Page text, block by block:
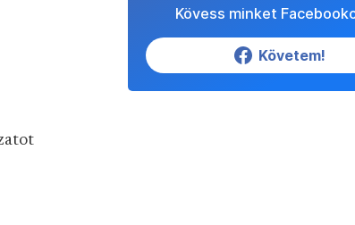
Kövess minket
Követem!